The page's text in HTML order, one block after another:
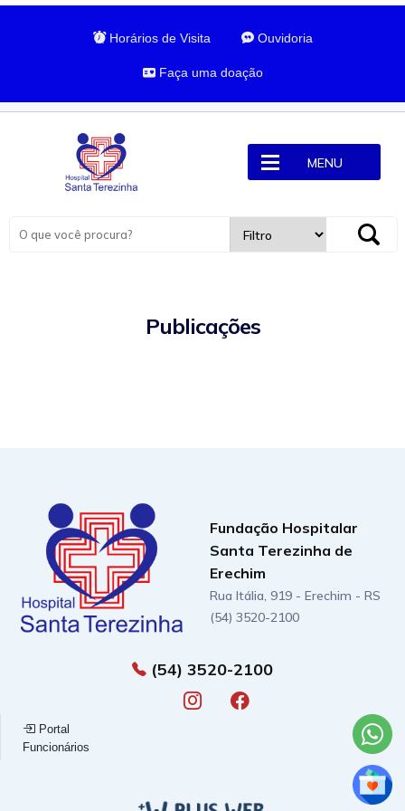
Horários de Visita Ouvidoria
Faça uma doação
MENU
Publicações
Fundação Hospitalar
Santa Terezinha de
Erechim
Rua Itália, 919 - Erechim - RS
(54) 3520-2100
(54) 3520-2100
Portal
Funcionários